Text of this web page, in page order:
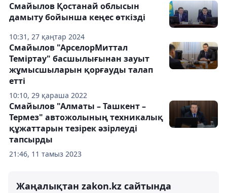
10:31, 27 қаңтар 2024
Смайылов Қостанай облысын
дамыту бойынша кеңес өткізді
10:10, 29 қараша 2022
Смайылов "АрселорМиттал
Теміртау" басшылығынан зауыт
жұмысшыларын қорғауды талап
етті
21:46, 11 тамыз 2023
Смайылов "Алматы – Ташкент –
Термез" автожолының техникалық
құжаттарын тезірек әзірлеуді
тапсырды
Жаңалықтан zakon.kz сайтында